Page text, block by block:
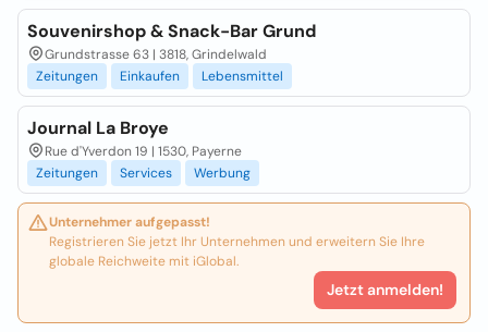
Souvenirshop & Snack-Bar Grund
Grundstrasse 63 | 3818, Grindelwald
Zeitungen
Einkaufen Lebensmittel
Journal La Broye
Rue d'Yverdon 19 | 1530, Payerne
Zeitungen
Services Werbung
Unternehmer aufgepasst!
Registrieren Sie jetzt Ihr Unternehmen und erweitern Sie Ihre
globale Reichweite mit iGlobal.
Jetzt anmelden!